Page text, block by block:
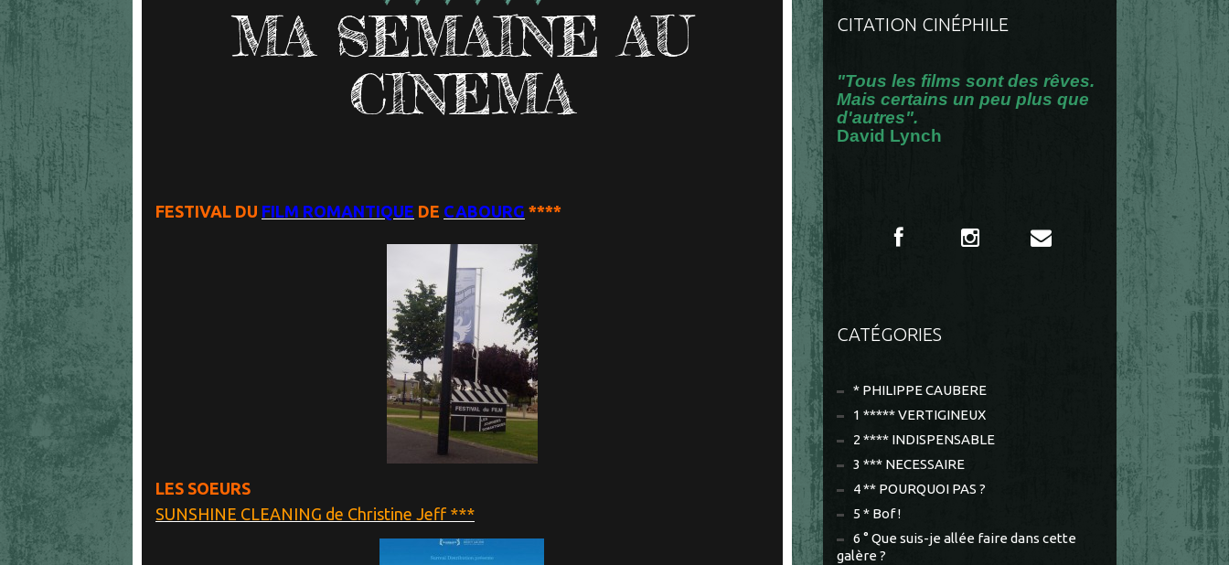
MA SEMAINE AU
CINEMA
FESTIVAL DU FILM ROMANTIQUE DE CABOURG ****
LES SOEURS
SUNSHINE CLEANING de Christine Jeff ***
CITATION CINÉPHILE
"Tous les films sont des rêves.
Mais certains un peu plus que
d'autres".
David Lynch
CATÉGORIES
* PHILIPPE CAUBERE
1 ***** VERTIGINEUX
2 **** INDISPENSABLE
3 *** NECESSAIRE
4 ** POURQUOI PAS ?
5 * Bof !
6 ° Que suis-je allée faire dans cette
galère ?